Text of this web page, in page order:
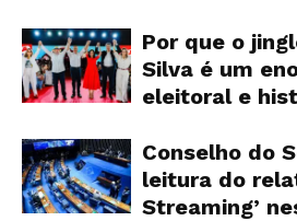
Por que o
Silva é um
eleitoral e
Conselho do
leitura do
Streaming’